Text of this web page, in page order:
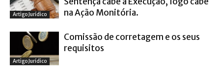
Artigo Jurídico
na Ação Monitória.
Artigo Jurídico
Comissão de corretagem e os seus
requisitos